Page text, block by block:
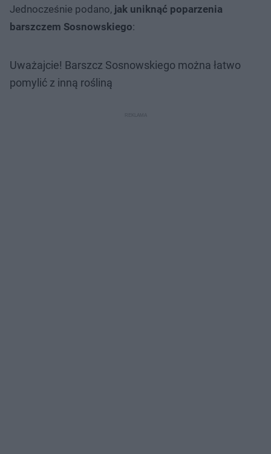
Jednocześnie podano, jak uniknąć poparzenia
barszczem Sosnowskiego:
Uważajcie! Barszcz Sosnowskiego można łatwo
pomylić z inną rośliną